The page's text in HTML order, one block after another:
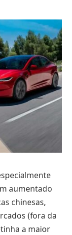
aumentado
chinesas,
(fora da
a maior